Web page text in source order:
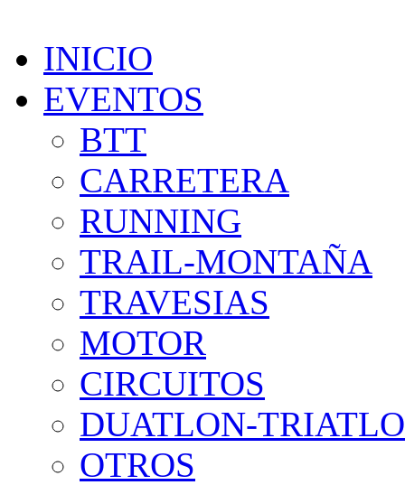
INICIO
EVENTOS
BTT
CARRETERA
RUNNING
TRAIL-MONTAÑA
TRAVESIAS
MOTOR
CIRCUITOS
DUATLON-
OTROS